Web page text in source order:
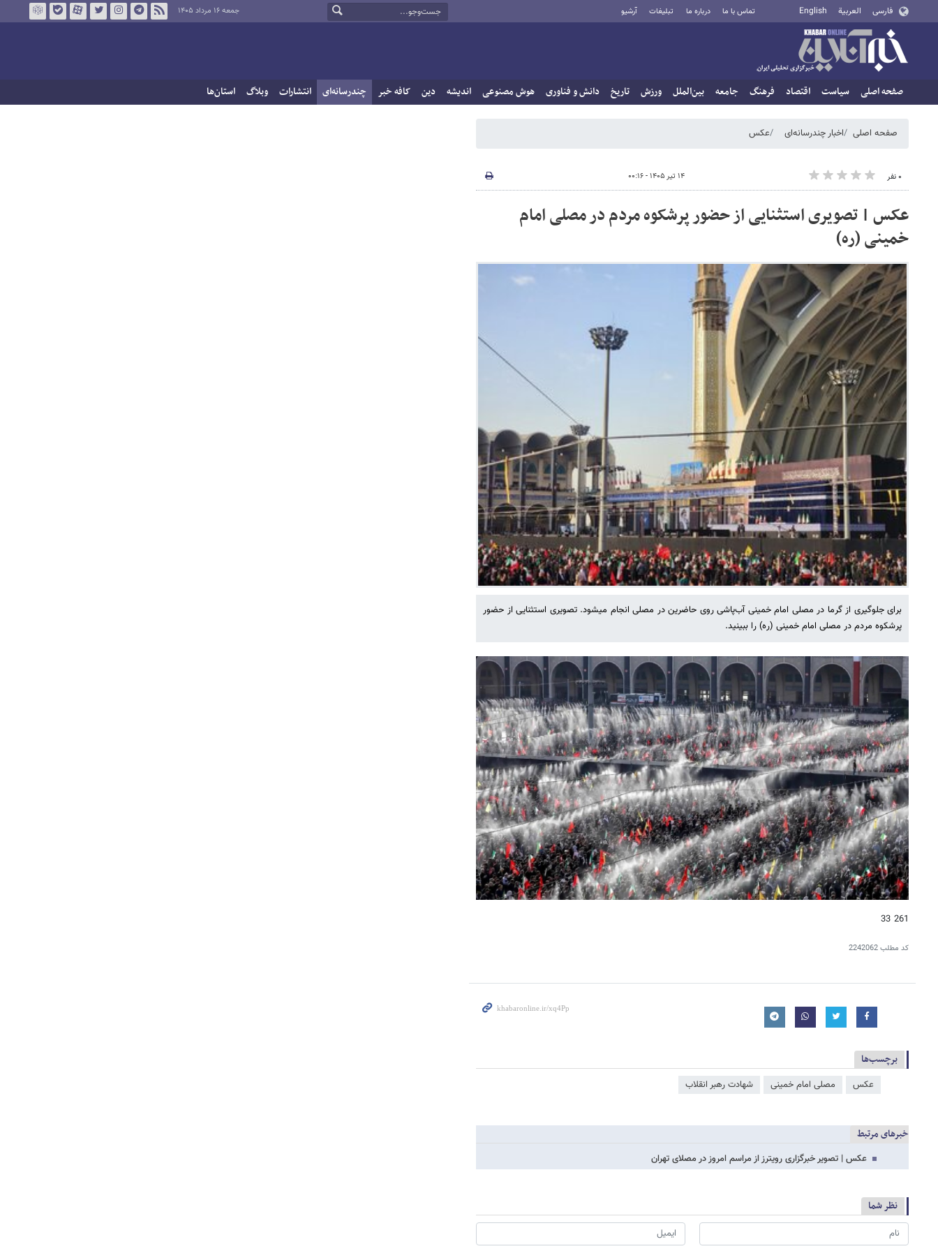
فارسی العربية English تماس با ما درباره ما تبلیغات آرشیو جمعه ۱۶ مرداد ۱۴۰۵
صفحه اصلی سیاست اقتصاد فرهنگ جامعه بین‌الملل ورزش تاریخ دانش و فناوری هوش مصنوعی اندیشه دین کافه خبر چندرسانه‌ای انتشارات وبلاگ استان‌ها
صفحه اصلی اخبار چندرسانه‌ای عکس
۰ نفر ۱۴ تیر ۱۴۰۵ - ۰۰:۱۶
عکس | تصویری استثنایی از حضور پرشکوه مردم در مصلی امام
خمینی (ره)
برای جلوگیری از گرما در مصلی امام خمینی آب‌پاشی روی حاضرین در مصلی انجام میشود. تصویری استثنایی از حضور
پرشکوه مردم در مصلی امام خمینی (ره) را ببینید.
261 33
کد مطلب2242062
برچسب‌ها
عکس مصلی امام خمینی شهادت رهبر انقلاب
خبرهای مرتبط
عکس | تصویر خبرگزاری رویترز از مراسم امروز در مصلای تهران
نظر شما